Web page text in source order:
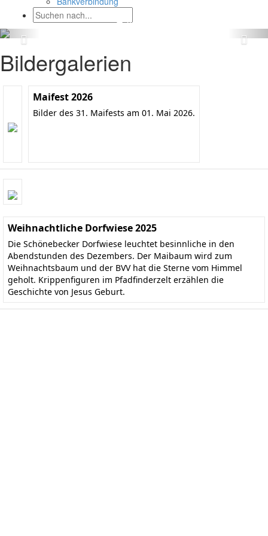
Bildergalerien
Maifest 2026
Bilder des 31. Maifests am 01. Mai 2026.
Weihnachtliche Dorfwiese 2025
Die Schönebecker Dorfwiese leuchtet besinnliche in den
Abendstunden des Dezembers. Der Maibaum wird zum
Weihnachtsbaum und der BVV hat die Sterne vom Himmel
geholt. Krippenfiguren im Pfadfinderzelt erzählen die
Geschichte von Jesus Geburt.